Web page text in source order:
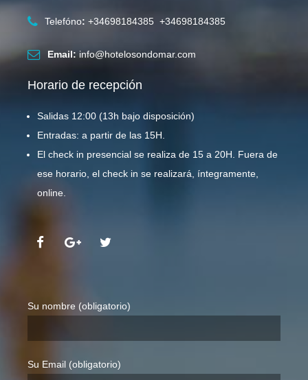
Telefóno: +34698184385 +34698184385
Email: info@hotelosondomar.com
Horario de recepción
Salidas 12:00 (13h bajo disposición)
Entradas: a partir de las 15H.
El check in presencial se realiza de 15 a 20H. Fuera de
ese horario, el check in se realizará, íntegramente,
online.
Su nombre (obligatorio)
Su Email (obligatorio)